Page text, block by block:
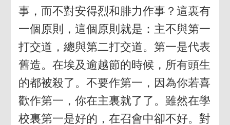
事，而不對安得烈和腓力作事？這裏有
一個原則，這個原則就是：主不與第一
打交道，總與第二打交道。第一是代表
舊造。在埃及逾越節的時候，所有頭生
的都被殺了。不要作第一，因為你若喜
歡作第一，你在主裏就了了。雖然在學
校裏第一是好的，在召會中卻不好。對